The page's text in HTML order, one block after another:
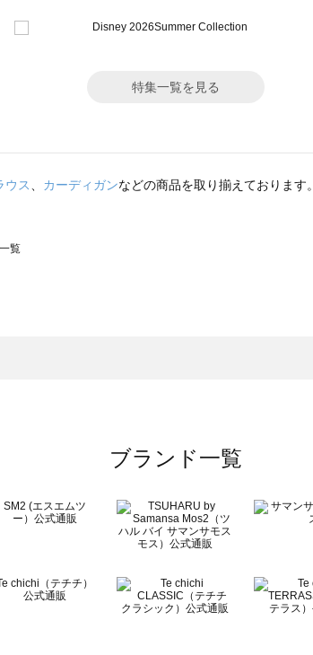
特集一覧を見る
ウス、 カーディガンなどの商品を取り揃えております。
覧
バッグ一覧
覧
ブランド一覧